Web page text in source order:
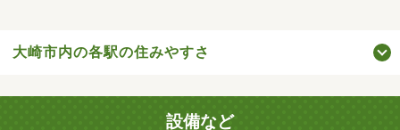
大崎市内の各駅の住みやすさ
設備など